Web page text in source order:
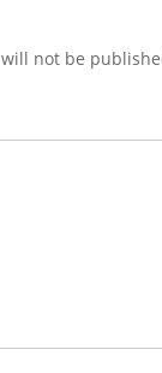
not be